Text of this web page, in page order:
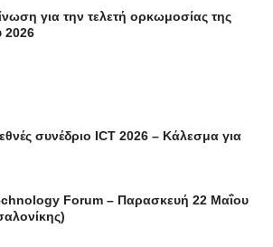
για την τελετή ορκωμοσίας της
2026
συνέδριο ICT 2026 – Κάλεσμα για
Forum – Παρασκευή 22 Μαΐου